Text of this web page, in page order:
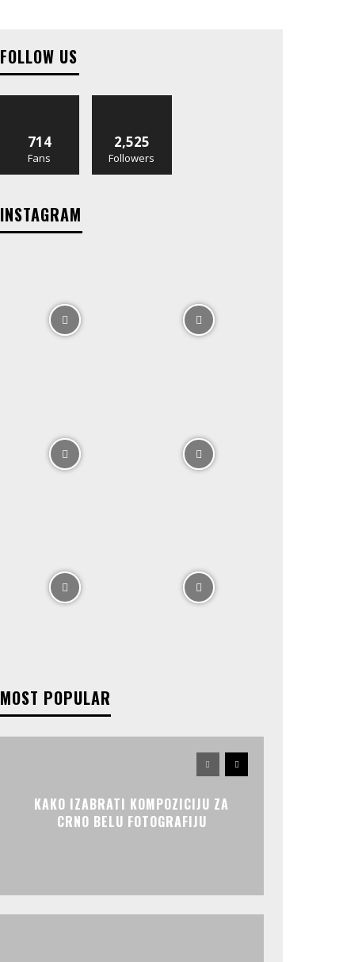
FOLLOW US
714
Fans
2,525
Followers
INSTAGRAM
MOST POPULAR
KAKO IZABRATI KOMPOZICIJU ZA
CRNO BELU FOTOGRAFIJU